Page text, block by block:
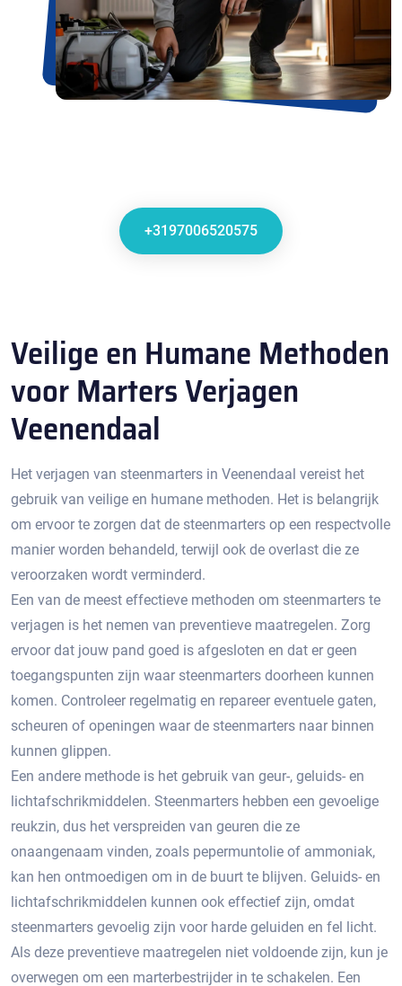
+3197006520575
Veilige en Humane Methoden
voor Marters Verjagen
Veenendaal
Het verjagen van steenmarters in Veenendaal vereist het
gebruik van veilige en humane methoden.​ Het is belangrijk
om ervoor te zorgen dat de steenmarters op een respectvolle
manier worden behandeld, terwijl ook de overlast die ze
veroorzaken wordt verminderd.​
Een van de meest effectieve methoden om steenmarters te
verjagen is het nemen van preventieve maatregelen.​ Zorg
ervoor dat jouw pand goed is afgesloten en dat er geen
toegangspunten zijn waar steenmarters doorheen kunnen
komen.​ Controleer regelmatig en repareer eventuele gaten,
scheuren of openingen waar de steenmarters naar binnen
kunnen glippen.​
Een andere methode is het gebruik van geur-, geluids- en
lichtafschrikmiddelen.​ Steenmarters hebben een gevoelige
reukzin, dus het verspreiden van geuren die ze
onaangenaam vinden, zoals pepermuntolie of ammoniak,
kan hen ontmoedigen om in de buurt te blijven. Geluids- en
lichtafschrikmiddelen kunnen ook effectief zijn, omdat
steenmarters gevoelig zijn voor harde geluiden en fel licht.
Als deze preventieve maatregelen niet voldoende zijn, kun je
overwegen om een marterbestrijder in te schakelen. Een